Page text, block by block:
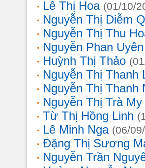
Lê Thị Hoa (01/10/
Nguyễn Thị Diễm
Nguyễn Thị Thu
Nguyễn Phan
Huỳnh Thị Thảo
Nguyễn Thị Thanh
Nguyễn Thị Thanh
Nguyễn Thị Trà My
Từ Thị Hồng Linh
Lê Minh Nga (06/
Đặng Thị Sương
Nguyễn Trần